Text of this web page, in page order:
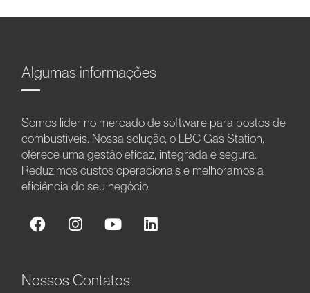
Algumas informações
Somos líder no mercado de software para postos de
combustíveis. Nossa solução, o LBC Gas Station,
oferece uma gestão eficaz, integrada e segura.
Reduzimos custos operacionais e melhoramos a
eficiência do seu negócio.
Nossos Contatos